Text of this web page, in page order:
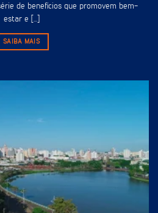
de benefícios que promovem bem-
estar e [...]
SAIBA MAIS